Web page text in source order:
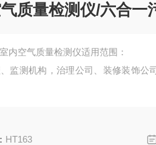
质量检测仪/六合一
室内空气质量检测仪适用范围：
监测机构，治理公司、装修装饰公
HT163